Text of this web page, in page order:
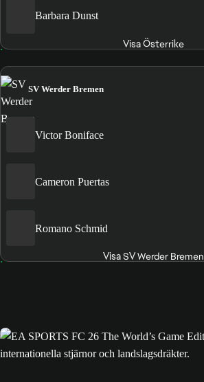
Barbara Dunst
Visa Österrike
SV Werder Bremen
Victor Boniface
Cameron Puertas
Romano Schmid
Visa SV Werder Bremen